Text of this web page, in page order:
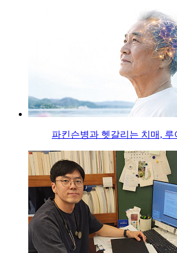
파킨슨병과 헷갈리는 치매, 루